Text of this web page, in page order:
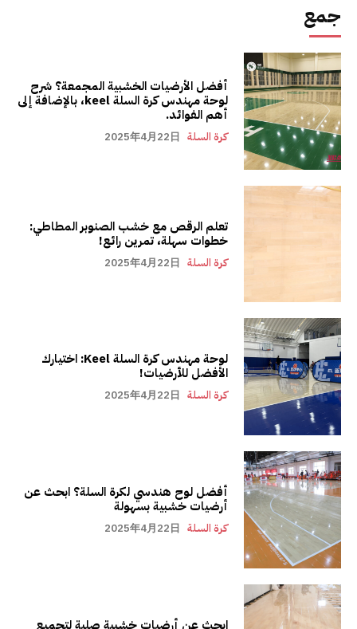
جمع
أفضل الأرضيات الخشبية المجمعة؟ شرح
لوحة مهندس كرة السلة keel، بالإضافة إلى
أهم الفوائد.
كرة السلة 2025年4月22日
تعلم الرقص مع خشب الصنوبر المطاطي:
خطوات سهلة، تمرين رائع!
كرة السلة 2025年4月22日
لوحة مهندس كرة السلة Keel: اختيارك
الأفضل للأرضيات!
كرة السلة 2025年4月22日
أفضل لوح هندسي لكرة السلة؟ ابحث عن
أرضيات خشبية بسهولة
كرة السلة 2025年4月22日
ابحث عن أرضيات خشبية صلبة لتجميع